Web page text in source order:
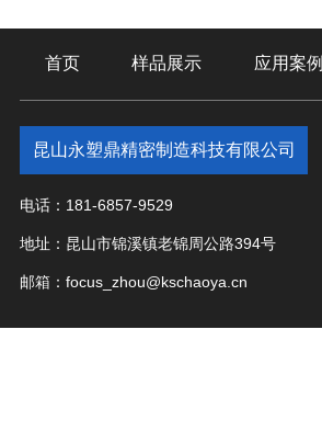
首页 样品展示 应用案例
昆山永塑鼎精密制造科技有限公司
电话：181-6857-9529
地址：昆山市锦溪镇老锦周公路394号
邮箱：focus_zhou@kschaoya.cn